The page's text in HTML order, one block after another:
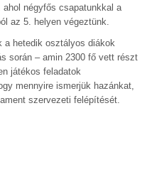
négyfős csapatunkkal a
az 5. helyen végeztünk.
a hetedik osztályos diákok
során – amin 2300 fő vett részt
játékos feladatok
mennyire ismerjük hazánkat,
szervezeti felépítését.